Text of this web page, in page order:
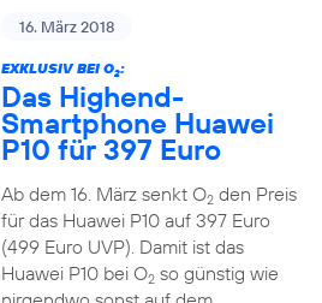
16. März 2018
EXKLUSIV BEI O2:
Das Highend-
Smartphone Huawei
P10 für 397 Euro
Ab dem 16. März senkt O2den Preis
für das Huawei P10 auf 397 Euro
(499 Euro UVP). Damit ist das
Huawei P10 bei O2so günstig wie